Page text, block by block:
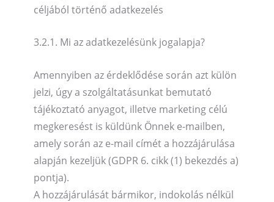
céljából történő adatkezelés
3.2.1. Mi az adatkezelésünk jogalapja?
Amennyiben az érdeklődése során azt külön
jelzi, úgy a szolgáltatásunkat bemutató
tájékoztató anyagot, illetve marketing célú
megkeresést is küldünk Önnek e-mailben,
amely során az e-mail címét a hozzájárulása
alapján kezeljük (GDPR 6. cikk (1) bekezdés a)
pontja).
A hozzájárulását bármikor, indokolás nélkül